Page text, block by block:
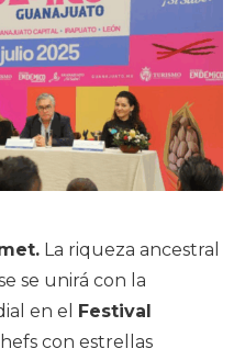
La riqueza ancestral
se unirá con la
en el Festival
con estrellas